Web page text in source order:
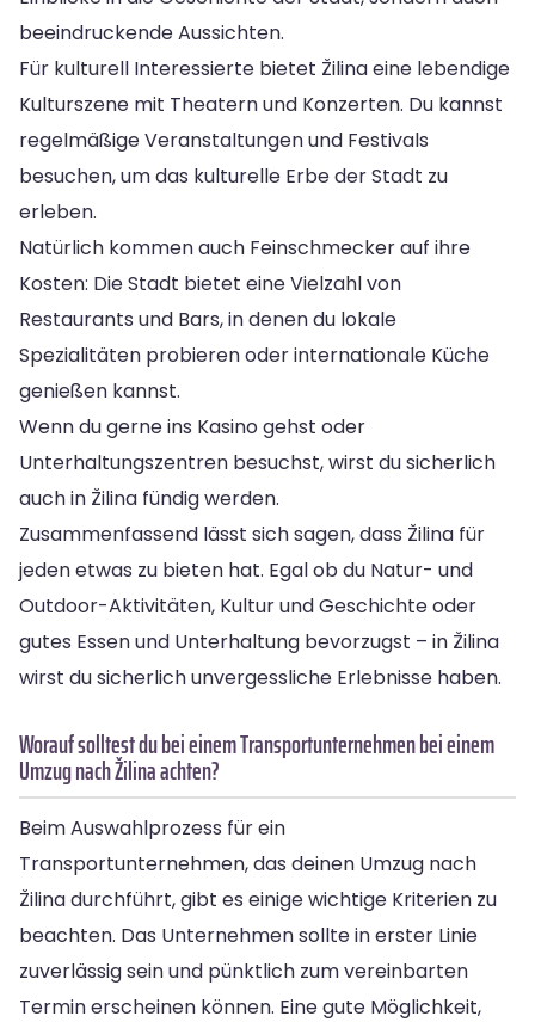
beeindruckende Aussichten.
Für kulturell Interessierte bietet Žilina eine lebendige
Kulturszene mit Theatern und Konzerten. Du kannst
regelmäßige Veranstaltungen und Festivals
besuchen, um das kulturelle Erbe der Stadt zu
erleben.
Natürlich kommen auch Feinschmecker auf ihre
Kosten: Die Stadt bietet eine Vielzahl von
Restaurants und Bars, in denen du lokale
Spezialitäten probieren oder internationale Küche
genießen kannst.
Wenn du gerne ins Kasino gehst oder
Unterhaltungszentren besuchst, wirst du sicherlich
auch in Žilina fündig werden.
Zusammenfassend lässt sich sagen, dass Žilina für
jeden etwas zu bieten hat. Egal ob du Natur- und
Outdoor-Aktivitäten, Kultur und Geschichte oder
gutes Essen und Unterhaltung bevorzugst – in Žilina
wirst du sicherlich unvergessliche Erlebnisse haben.
Worauf solltest du bei einem Transportunternehmen bei einem
Umzug nach Žilina achten?
Beim Auswahlprozess für ein
Transportunternehmen, das deinen Umzug nach
Žilina durchführt, gibt es einige wichtige Kriterien zu
beachten. Das Unternehmen sollte in erster Linie
zuverlässig sein und pünktlich zum vereinbarten
Termin erscheinen können. Eine gute Möglichkeit,